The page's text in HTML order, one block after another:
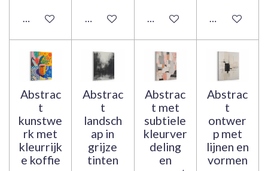
In winkelwagen In winkelwagen Bekijk details Bekijk details
Abstrac
t
kunstwe
rk met
kleurrijk
e koffie
Abstrac
t
landsch
ap in
grijze
tinten
Abstrac
t met
subtiele
kleurver
deling
en
Abstrac
t
ontwer
p met
lijnen en
vormen